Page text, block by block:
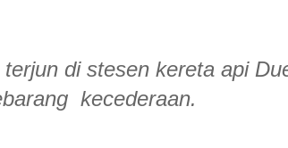
di stesen kereta api
kecederaan.